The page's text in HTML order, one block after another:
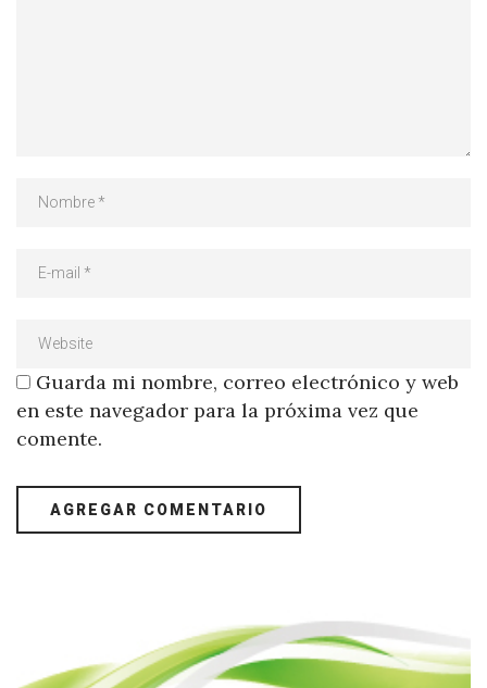
Guarda mi nombre, correo electrónico y web
en este navegador para la próxima vez que
comente.